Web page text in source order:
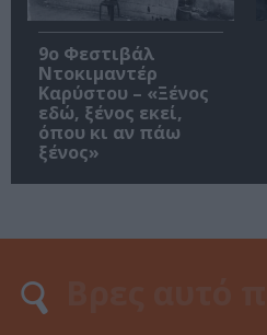
9ο Φεστιβάλ
Ντοκιμαντέρ
Καρύστου – «Ξένος
εδώ, ξένος εκεί,
όπου κι αν πάω
ξένος»